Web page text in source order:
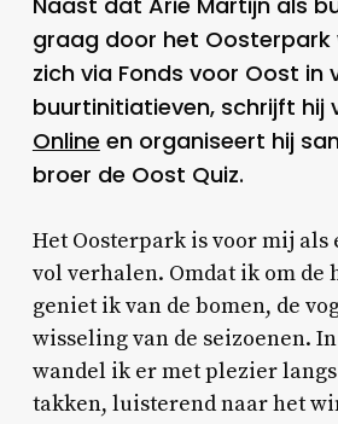
graag door het Oosterpark
zich via Fonds voor Oost in
buurtinitiatieven, schrijft hij
Online en organiseert hij
broer de Oost Quiz.
Het Oosterpark is voor mij als
vol verhalen. Omdat ik om de
geniet ik van de bomen, de
wisseling van de seizoenen.
wandel ik er met plezier
takken, luisterend naar het